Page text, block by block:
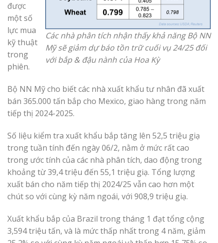
Các nhà phân tích nhận thấy khả năng Bộ NN
Mỹ sẽ giảm dự báo tồn trữ cuối vụ 24/25 đối
với bắp & đậu nành của Hoa Kỳ
được
một số
lực mua
kỹ thuật
trong
phiên.
Bộ NN Mỹ cho biết các nhà xuất khẩu tư nhân đã xuất
bán 365.000 tấn bắp cho Mexico, giao hàng trong năm
tiếp thị 2024-2025.
Số liệu kiểm tra xuất khẩu bắp tăng lên 52,5 triệu giạ
trong tuần tính đến ngày 06/2, nằm ở mức rất cao
trong ước tính của các nhà phân tích, dao động trong
khoảng từ 39,4 triệu đến 55,1 triệu giạ. Tổng lượng
xuất bán cho năm tiếp thị 2024/25 vẫn cao hơn một
chút so với cùng kỳ năm ngoái, với 908,9 triệu giạ.
Xuất khẩu bắp của Brazil trong tháng 1 đạt tổng cộng
3,594 triệu tấn, và là mức thấp nhất trong 4 năm, giảm